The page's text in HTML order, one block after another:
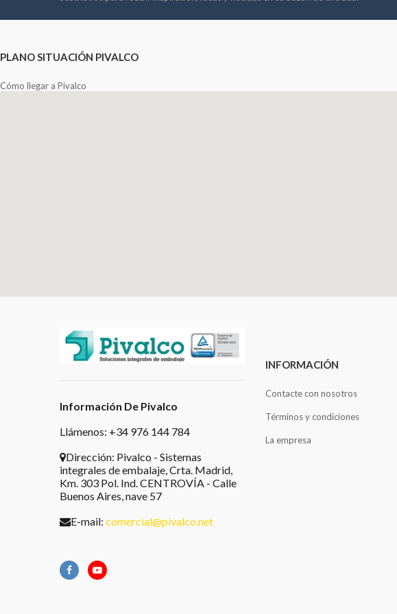
PLANO SITUACIÓN PIVALCO
Cómo llegar a Pivalco
Información De Pivalco
Llámenos: +34 976 144 784
Dirección: Pivalco - Sistemas
integrales de embalaje, Crta. Madrid,
Km. 303 Pol. Ind. CENTROVÍA - Calle
Buenos Aires, nave 57
E-mail: comercial@pivalco.net
INFORMACIÓN
Contacte con nosotros
Términos y condiciones
La empresa